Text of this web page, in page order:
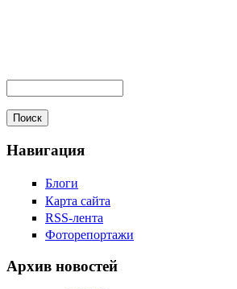
Навигация
Блоги
Карта сайта
RSS-лента
Фоторепортажи
Архив новостей